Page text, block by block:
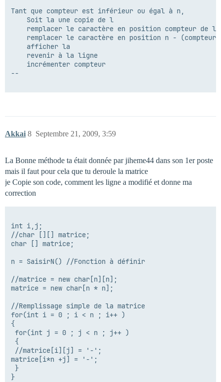
Tant que compteur est inférieur ou égal à n,
    Soit la une copie de l
remplacer le caractère en position compteur de
remplacer le caractère en position n - (compteur
    afficher la
    revenir à la ligne
    incrémenter compteur
--
Akkai Septembre 21, 2009, 3:59
8
La Bonne méthode ta était donnée par jiheme44 dans son 1er poste
mais il faut pour cela que tu deroule la matrice
je Copie son code, comment les ligne a modifié et donne ma
correction
int i,j;
//char [][] matrice;
char [] matrice;
n = SaisirN() //Fonction à définir
//matrice = new char[n][n];
matrice = new char[n * n];
//Remplissage simple de la matrice
for(int i = 0 ; i < n ; i++ )
{
for(int j = 0 ; j < n ; j++ )
{
//matrice[i][j] = '-';
matrice[i*n +j] = '-';
}
}